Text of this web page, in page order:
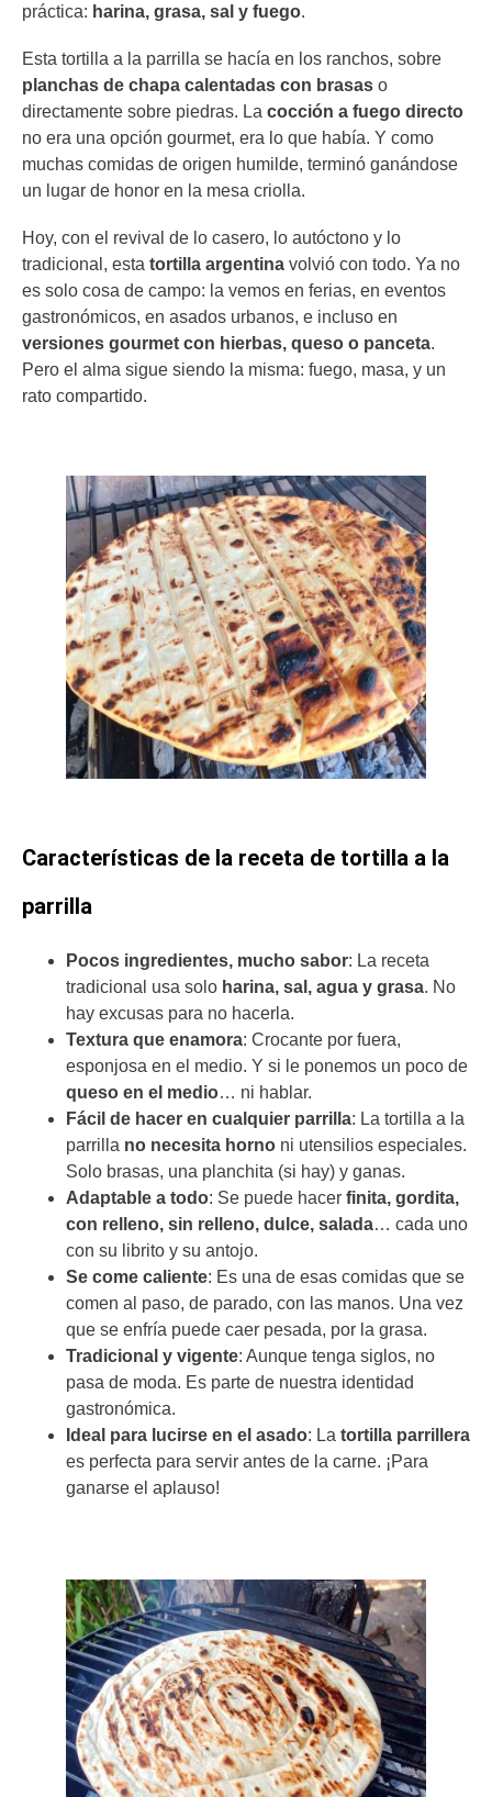
práctica: harina, grasa, sal y fuego.
Esta tortilla a la parrilla se hacía en los ranchos, sobre
planchas de chapa calentadas con brasas o
directamente sobre piedras. La cocción a fuego directo
no era una opción gourmet, era lo que había. Y como
muchas comidas de origen humilde, terminó ganándose
un lugar de honor en la mesa criolla.
Hoy, con el revival de lo casero, lo autóctono y lo
tradicional, esta tortilla argentina volvió con todo. Ya no
es solo cosa de campo: la vemos en ferias, en eventos
gastronómicos, en asados urbanos, e incluso en
versiones gourmet con hierbas, queso o panceta.
Pero el alma sigue siendo la misma: fuego, masa, y un
rato compartido.
Características de la receta de tortilla a la
parrilla
Pocos ingredientes, mucho sabor: La receta
tradicional usa solo harina, sal, agua y grasa. No
hay excusas para no hacerla.
Textura que enamora: Crocante por fuera,
esponjosa en el medio. Y si le ponemos un poco de
queso en el medio… ni hablar.
Fácil de hacer en cualquier parrilla: La tortilla a la
parrilla no necesita horno ni utensilios especiales.
Solo brasas, una planchita (si hay) y ganas.
Adaptable a todo: Se puede hacer finita, gordita,
con relleno, sin relleno, dulce, salada… cada uno
con su librito y su antojo.
Se come caliente: Es una de esas comidas que se
comen al paso, de parado, con las manos. Una vez
que se enfría puede caer pesada, por la grasa.
Tradicional y vigente: Aunque tenga siglos, no
pasa de moda. Es parte de nuestra identidad
gastronómica.
Ideal para lucirse en el asado: La tortilla parrillera
es perfecta para servir antes de la carne. ¡Para
ganarse el aplauso!